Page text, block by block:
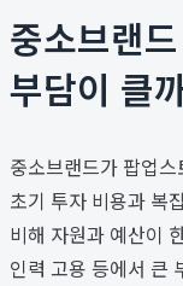
중소브랜
부담이 클
중소브랜드가 팝업
초기 투자 비용과 복
비해 자원과 예산이
인력 고용 등에서 큰